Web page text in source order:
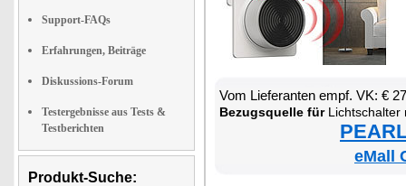
Support-FAQs
Erfahrungen, Beiträge
Diskussions-Forum
Testergebnisse aus Tests &
Testberichten
Produkt-Suche:
Vom Lie­fe­ran­ten empf. VK: €
Be­zugs­quel­le fürLicht­schal­ter mit Dim­mer­funk­ti­on
eMall